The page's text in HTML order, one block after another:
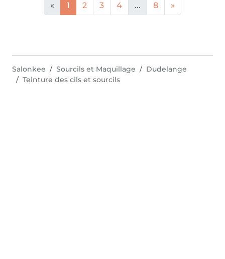
« 1 2 3 4 ... 8 »
Salonkee Sourcils et Maquillage
Dudelange
Teinture des cils et sourcils